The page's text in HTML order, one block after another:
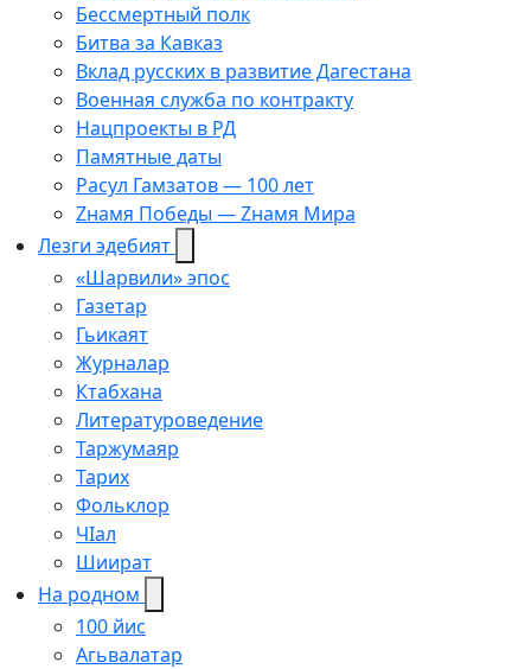
Бессмертный полк
Битва за Кавказ
Вклад русских в развитие Дагестана
Военная служба по контракту
Нацпроекты в РД
Памятные даты
Расул Гамзатов — 100 лет
Zнамя Победы — Zнамя Мира
Лезги эдебият
«Шарвили» эпос
Газетар
Гьикаят
Журналар
Ктабхана
Литературоведение
Таржумаяр
Тарих
Фольклор
ЧIал
Шиират
На родном
100 йис
Агьвалатар